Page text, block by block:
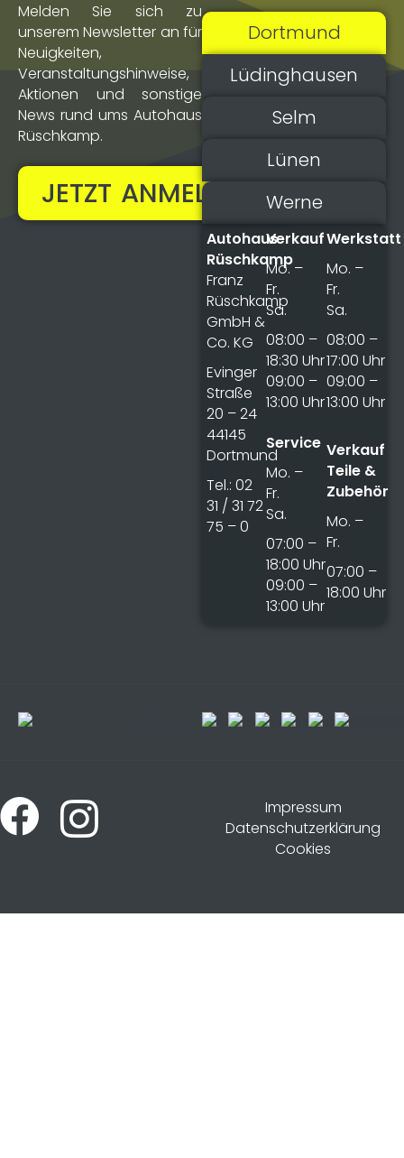
Melden Sie sich zu
unserem Newsletter an für
Neuigkeiten,
Veranstaltungs­hinweise,
Aktionen und sonstige
News rund ums Autohaus
Rüschkamp.
JETZT ANMELDEN!
Dortmund
Lüdinghausen
Selm
Lünen
Werne
Autohaus
Rüschkamp
Franz
Rüschkamp
GmbH &
Co. KG
Evinger
Straße
20 – 24
44145
Dortmund
Tel.: 02
31 / 31 72
75 – 0
Verkauf
Mo. –
Fr.
Sa.
08:00 –
18:30 Uhr
09:00 –
13:00 Uhr
Service
Mo. –
Fr.
Sa.
07:00 –
18:00 Uhr
09:00 –
13:00 Uhr
Werkstatt
Mo. –
Fr.
Sa.
08:00 –
17:00 Uhr
09:00 –
13:00 Uhr
Verkauf
Teile &
Zubehör
Mo. –
Fr.
07:00 –
18:00 Uhr
Impressum
Datenschutzerklärung
Cookies